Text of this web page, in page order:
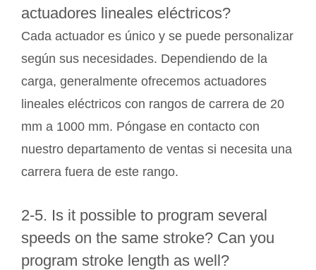
actuadores lineales eléctricos?
Cada actuador es único y se puede personalizar
según sus necesidades. Dependiendo de la
carga, generalmente ofrecemos actuadores
lineales eléctricos con rangos de carrera de 20
mm a 1000 mm. Póngase en contacto con
nuestro departamento de ventas si necesita una
carrera fuera de este rango.
2-5. Is it possible to program several
speeds on the same stroke? Can you
program stroke length as well?